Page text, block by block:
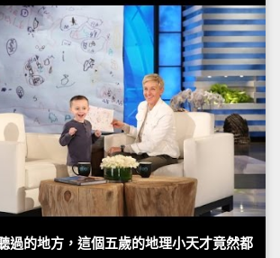
過的地方，這個五歲的地理小天才竟然都